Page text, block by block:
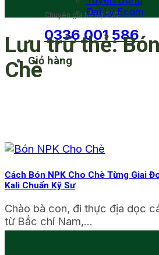
Chuyên gia hỗ trợ 24/7
0336 001 586
Giỏ hàng
Đại Lý Ecom
Lưu trữ thẻ:
Chè
Cách Bón NPK Cho Chè Từng Giai
Kali Chuẩn Kỹ Sư
Chào bà con, đi thực địa dọc
từ Bắc chí Nam,...